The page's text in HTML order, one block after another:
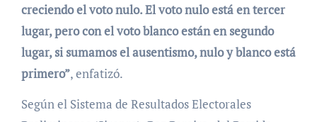
creciendo el voto nulo. El voto nulo está en tercer
lugar, pero con el voto blanco están en segundo
lugar, si sumamos el ausentismo, nulo y blanco está
primero”, enfatizó.
Según el Sistema de Resultados Electorales